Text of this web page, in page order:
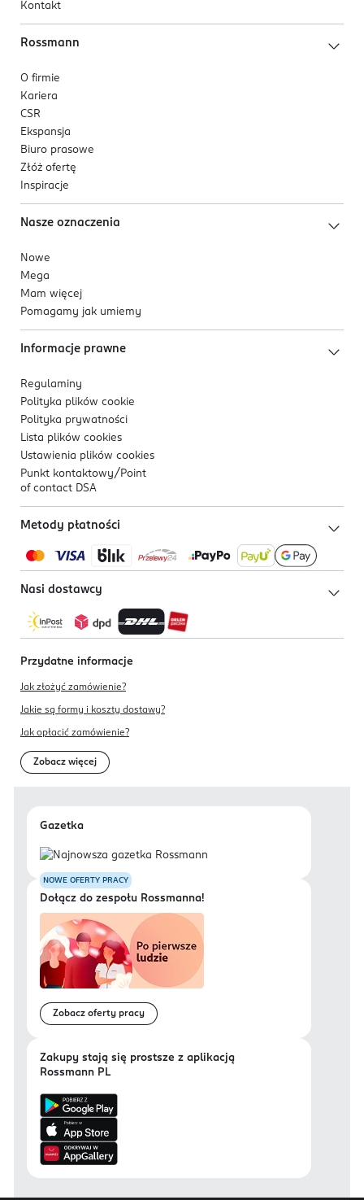
Kontakt
Rossmann
O firmie
Kariera
CSR
Ekspansja
Biuro prasowe
Złóż ofertę
Inspiracje
Nasze oznaczenia
Nowe
Mega
Mam więcej
Pomagamy jak umiemy
Informacje prawne
Regulaminy
Polityka plików cookie
Polityka prywatności
Lista plików cookies
Ustawienia plików cookies
Punkt kontaktowy/ Point
of contact DSA
Metody płatności
Nasi dostawcy
Przydatne informacje
Jak złożyć zamówienie?
Jakie są formy i koszty dostawy?
Jak opłacić zamówienie?
Zobacz więcej
Gazetka
NOWE OFERTY PRACY
Dołącz do zespołu Rossmanna!
Zobacz oferty pracy
Zakupy stają się prostsze z aplikacją
Rossmann PL